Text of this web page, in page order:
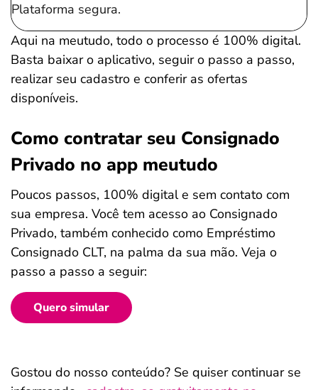
Plataforma segura.
Aqui na meutudo, todo o processo é 100% digital.
Basta baixar o aplicativo, seguir o passo a passo,
realizar seu cadastro e conferir as ofertas
disponíveis.
Como contratar seu Consignado
Privado no app meutudo
Poucos passos, 100% digital e sem contato com
sua empresa. Você tem acesso ao Consignado
Privado, também conhecido como Empréstimo
Consignado CLT, na palma da sua mão. Veja o
passo a passo a seguir:
Quero simular
Gostou do nosso conteúdo? Se quiser continuar se